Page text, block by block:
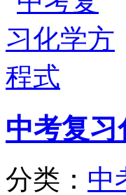
中考复
分类： 中